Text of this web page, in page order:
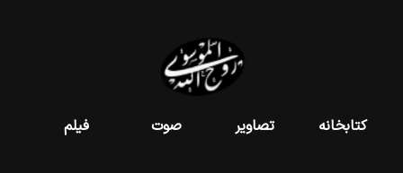
کتابخانه تصاویر صوت فیلم